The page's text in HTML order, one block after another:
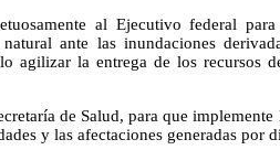
al Ejecutivo federal
ante las inundaciones
agilizar la entrega de los recursos
de Salud, para que
y las afectaciones generadas por